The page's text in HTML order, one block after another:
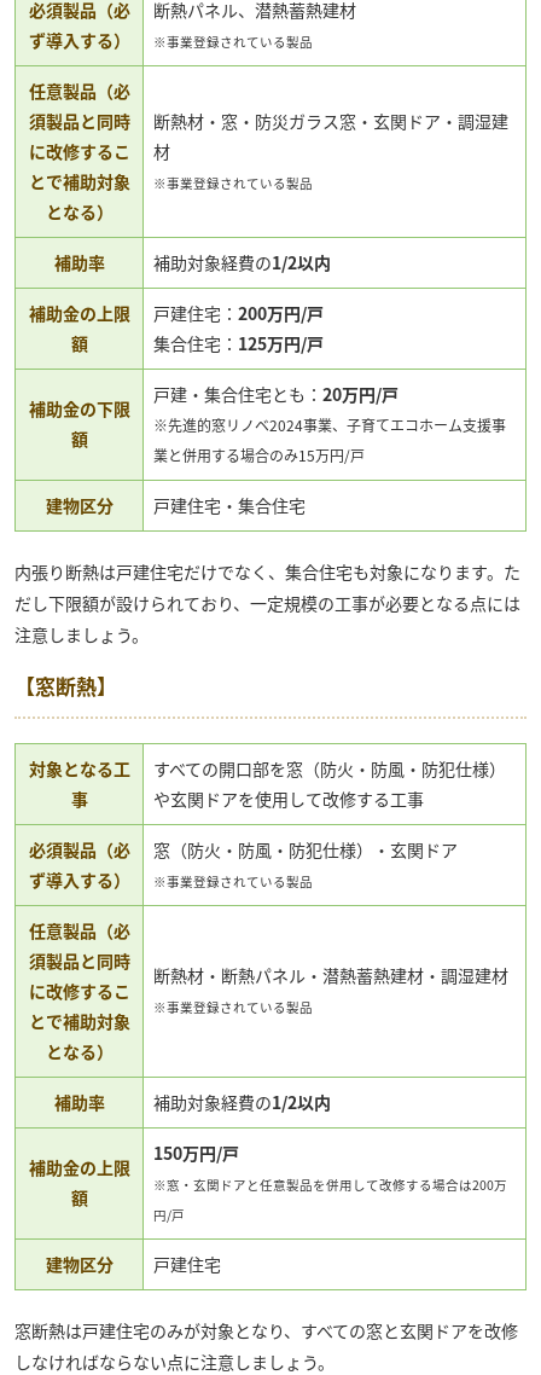
必須製品（必
ず導入する）
断熱パネル、潜熱蓄熱建材
※事業登録されている製品
任意製品（必
須製品と同時
に改修するこ
とで補助対象
となる）
断熱材・窓・防災ガラス窓・玄関ドア・調湿建
材
※事業登録されている製品
補助率 補助対象経費の1/2以内
補助金の上限
額
戸建住宅： 200万円/戸
集合住宅： 125万円/戸
補助金の下限
額
戸建・集合住宅とも： 20万円/戸
※先進的窓リノベ2024事業、子育てエコホーム支援事
業と併用する場合のみ15万円/戸
建物区分 戸建住宅・集合住宅
内張り断熱は戸建住宅だけでなく、集合住宅も対象になります。た
だし下限額が設けられており、一定規模の工事が必要となる点には
注意しましょう。
【窓断熱】
対象となる工
事
すべての開口部を窓（防火・防風・防犯仕様）
や玄関ドアを使用して改修する工事
必須製品（必
ず導入する）
窓（防火・防風・防犯仕様）・玄関ドア
※事業登録されている製品
任意製品（必
須製品と同時
に改修するこ
とで補助対象
となる）
断熱材・断熱パネル・潜熱蓄熱建材・調湿建材
※事業登録されている製品
補助率 補助対象経費の1/2以内
補助金の上限
額
150万円/戸
※窓・玄関ドアと任意製品を併用して改修する場合は200万
円/戸
建物区分 戸建住宅
窓断熱は戸建住宅のみが対象となり、すべての窓と玄関ドアを改修
しなければならない点に注意しましょう。